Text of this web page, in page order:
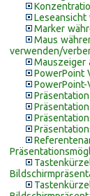
Leseansicht
Marker
Maus
verwenden/
Mauszeiger
PowerPoint